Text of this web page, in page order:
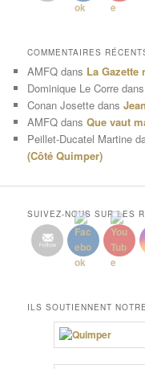
COMMENTAIRES
AMFQ dans La Gazette
Dominique Le Corre dans
Conan Josette dans
AMFQ dansQue vaut
Peillet-Ducatel Martine
(Côté Quimper)
SUIVEZ-NOUS SUR LES
ILS SOUTIENNENT